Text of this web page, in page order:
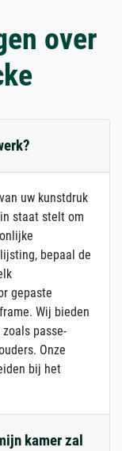
over
uw kunstdruk
staat stelt om
bepaal de
gepaste
Wij bieden
passe-
Onze
bij het
kamer zal